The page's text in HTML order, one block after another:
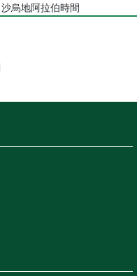
沙烏地阿拉伯時間